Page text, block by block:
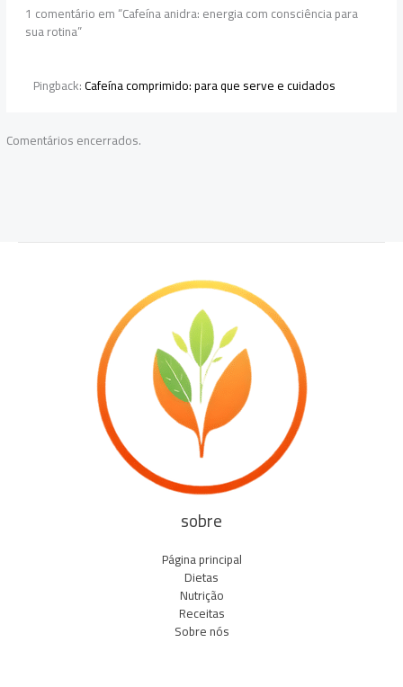
1 comentário em “Cafeína anidra: energia com consciência para
sua rotina”
Pingback:Cafeína comprimido: para que serve e cuidados
Comentários encerrados.
sobre
Página principal
Dietas
Nutrição
Receitas
Sobre nós